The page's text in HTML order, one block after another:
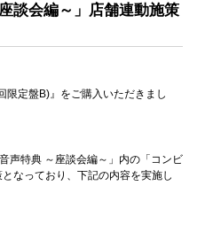
談会編～」店舗連動施策
限定盤B)』をご購入いただきまし
声特典 ～座談会編～」内の「コンビ
なっており、下記の内容を実施し